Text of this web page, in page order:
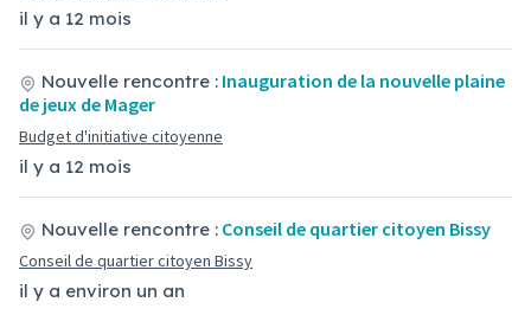
il y a 12 mois
il y a 12 mois
Nouvelle rencontre : Inauguration de la nouvelle plaine
de jeux de Mager
Budget d'initiative citoyenne
il y a environ un an
Nouvelle rencontre : Conseil de quartier citoyen Bissy
Conseil de quartier citoyen Bissy